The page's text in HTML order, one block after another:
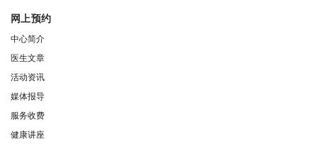
网上预约
中心简介
医生文章
活动资讯
媒体报导
服务收费
健康讲座